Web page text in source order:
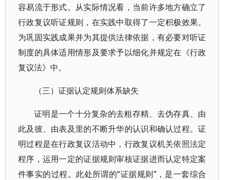
容易流于形式。从实际情况看，当前许多地方确立了
行政复议听证规则，在实践中取得了一定积极效果。
为巩固实践成果并为其提供法律依据，有必要对听证
制度的具体适用情形及要求予以细化并规定在《行政
复议法》中。
（三）证据认定规则体系缺失
证明是一个十分复杂的去粗存精、去伪存真、由
此及彼、由表及里的不断升华的认识和确认过程。证
明过程是在行政复议活动中，行政复议机关依照法定
程序，运用一定的证据规则审核证据进而认定特定案
件事实的过程。此处所谓的“证据规则”，是一套综合